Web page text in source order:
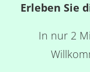
Erleben Sie
In nur 2